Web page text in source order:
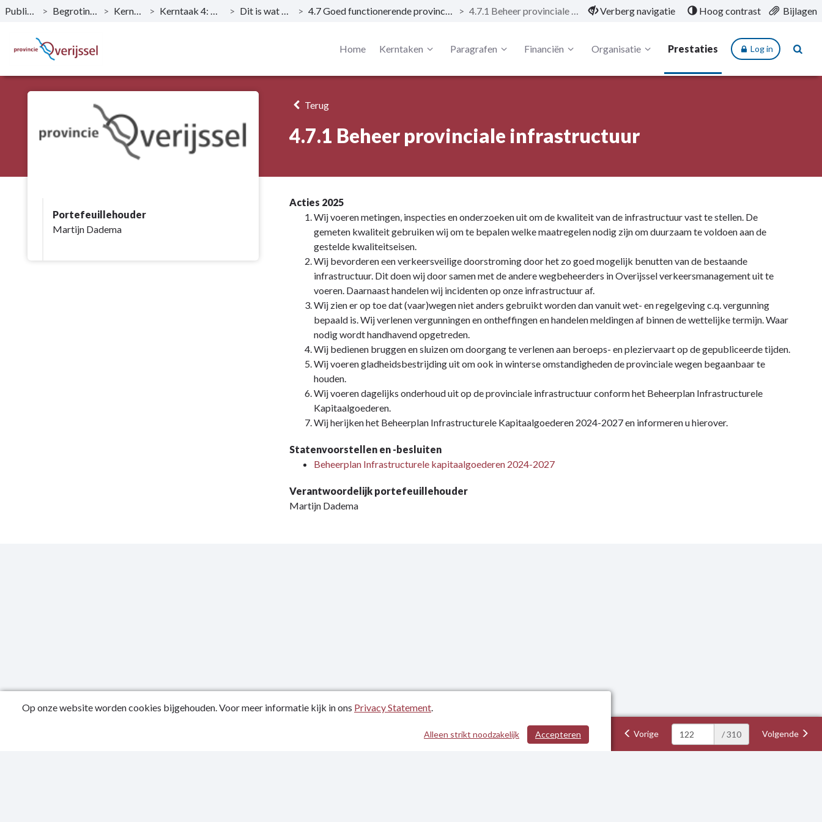
Naar hoofdinhoud
Publicaties > Begroting 2025 > Kerntaken > Kerntaak 4: Mobiliteit > Dit is wat wij doen > 4.7 Goed functionerende provinciale infrastructuur > 4.7.1 Beheer provinciale infrastructuur Verberg navigatie Hoog contrast Bijlagen
Home Kerntaken Paragrafen Financiën Organisatie Prestaties Log in
Terug
4.7.1 Beheer provinciale infrastructuur
Portefeuillehouder
Martijn Dadema
Acties 2025
Wij voeren metingen, inspecties en onderzoeken uit om de kwaliteit van de infrastructuur vast te stellen. De
gemeten kwaliteit gebruiken wij om te bepalen welke maatregelen nodig zijn om duurzaam te voldoen aan de
gestelde kwaliteitseisen.
Wij bevorderen een verkeersveilige doorstroming door het zo goed mogelijk benutten van de bestaande
infrastructuur. Dit doen wij door samen met de andere wegbeheerders in Overijssel verkeersmanagement uit te
voeren. Daarnaast handelen wij incidenten op onze infrastructuur af.
Wij zien er op toe dat (vaar)wegen niet anders gebruikt worden dan vanuit wet- en regelgeving c.q. vergunning
bepaald is. Wij verlenen vergunningen en ontheffingen en handelen meldingen af binnen de wettelijke termijn. Waar
nodig wordt handhavend opgetreden.
Wij bedienen bruggen en sluizen om doorgang te verlenen aan beroeps- en pleziervaart op de gepubliceerde tijden.
Wij voeren gladheidsbestrijding uit om ook in winterse omstandigheden de provinciale wegen begaanbaar te
houden.
Wij voeren dagelijks onderhoud uit op de provinciale infrastructuur conform het Beheerplan Infrastructurele
Kapitaalgoederen.
Wij herijken het Beheerplan Infrastructurele Kapitaalgoederen 2024-2027 en informeren u hierover.
Statenvoorstellen en -besluiten
Beheerplan Infrastructurele kapitaalgoederen 2024-2027
Verantwoordelijk portefeuillehouder
Martijn Dadema
Vorige / 310 Volgende
Op onze website worden cookies bijgehouden. Voor meer informatie kijk in ons Privacy Statement.
Accepteren
Alleen strikt noodzakelijk